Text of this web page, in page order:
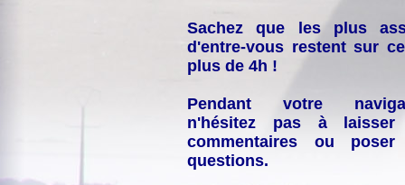
Sachez que les plus
d'entre-vous restent sur
plus de 4h !
Pendant votre
n'hésitez pas à laisser
commentaires ou
questions.